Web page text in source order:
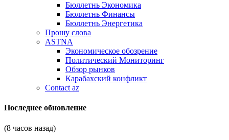
Бюллетнь Экономика
Бюллетнь Финансы
Бюллетнь Энергетика
Прошу слова
ASTNA
Экономическое обозрение
Политический Мониторинг
Обзор рынков
Карабахский конфликт
Contact az
Последнее обновление
(8 часов назад)